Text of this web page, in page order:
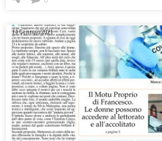
14 Gennaio 2021